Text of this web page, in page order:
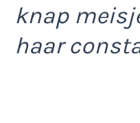
knap
haar